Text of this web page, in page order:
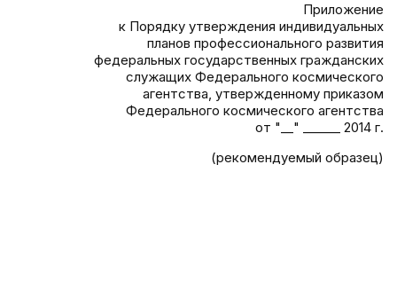
Приложение
к Порядку утверждения индивидуальных
планов профессионального развития
федеральных государственных гражданских
служащих Федерального космического
агентства, утвержденному приказом
Федерального космического агентства
от "__" ______ 2014 г.
(рекомендуемый образец)